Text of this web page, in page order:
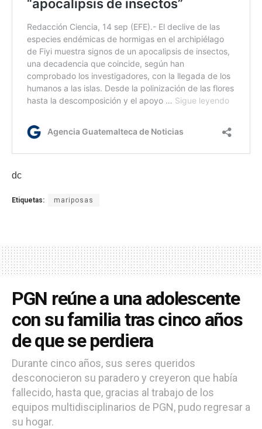
dc
Etiquetas: mariposas
PGN reúne a una adolescente
con su familia tras cinco años
de que se perdiera
Durante cinco años, sus seres queridos
desconocieron su paradero y creyeron que había
fallecido, hasta que, gracias al trabajo de los
equipos multidisciplinarios de PGN, pudo regresar a
su hogar.